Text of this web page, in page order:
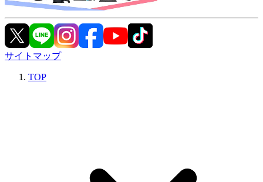
サイトマップ
TOP